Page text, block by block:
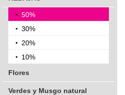
50%
30%
20%
10%
Flores
Verdes y Musgo natural